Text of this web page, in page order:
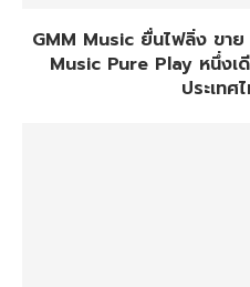
GMM Music ยื่นไฟลิ่ง ขา
Music Pure Play หนึ่งเ
ประเทศ